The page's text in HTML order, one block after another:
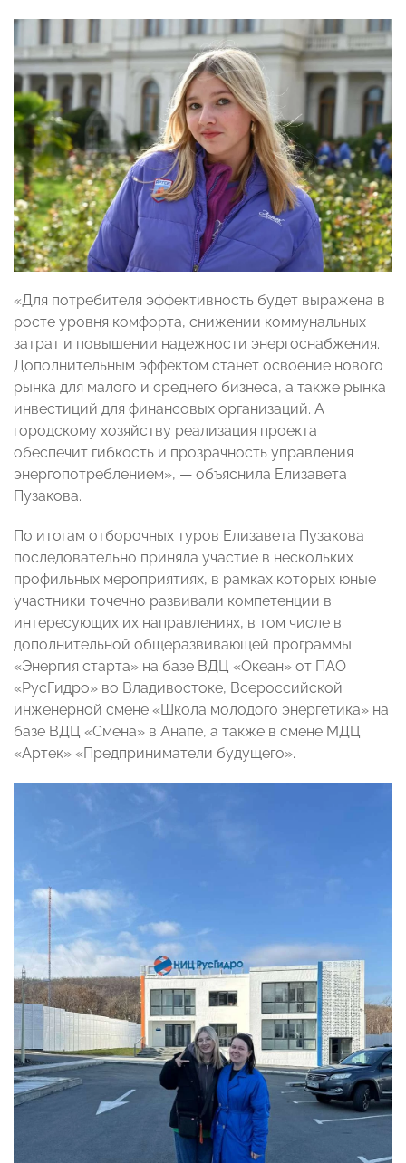
«Для потребителя эффективность будет выражена в
росте уровня комфорта, снижении коммунальных
затрат и повышении надежности энергоснабжения.
Дополнительным эффектом станет освоение нового
рынка для малого и среднего бизнеса, а также рынка
инвестиций для финансовых организаций. А
городскому хозяйству реализация проекта
обеспечит гибкость и прозрачность управления
энергопотреблением», — объяснила Елизавета
Пузакова.
По итогам отборочных туров Елизавета Пузакова
последовательно приняла участие в нескольких
профильных мероприятиях, в рамках которых юные
участники точечно развивали компетенции в
интересующих их направлениях, в том числе в
дополнительной общеразвивающей программы
«Энергия старта» на базе ВДЦ «Океан» от ПАО
«РусГидро» во Владивостоке, Всероссийской
инженерной смене «Школа молодого энергетика» на
базе ВДЦ «Смена» в Анапе, а также в смене МДЦ
«Артек» «Предприниматели будущего».